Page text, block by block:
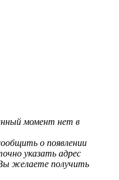
момент нет в
о появлении
указать адрес
желаете получить